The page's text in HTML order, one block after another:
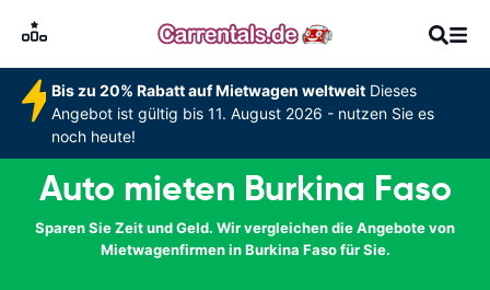
Bis zu 20% Rabatt auf Mietwagen weltweitDieses
Angebot ist gültig bis 11. August 2026 - nutzen Sie es
noch heute!
Auto mieten Burkina Faso
Sparen Sie Zeit und Geld. Wir vergleichen die Angebote von
Mietwagenfirmen in Burkina Faso für Sie.